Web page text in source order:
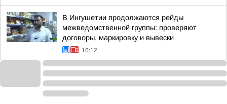
В Ингушетии продолжаются рейды
межведомственной группы: проверяют
договоры, маркировку и вывески
16:12